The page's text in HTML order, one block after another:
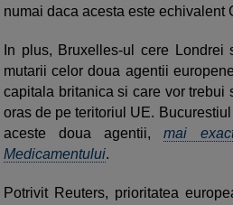
numai daca acesta este echivalent
In plus, Bruxelles-ul cere Londrei
mutarii celor doua agentii
capitala britanica si care vor trebui
oras de pe teritoriul UE.
aceste doua agentii,mai
Medicamentului.
Potrivit Reuters, prioritatea